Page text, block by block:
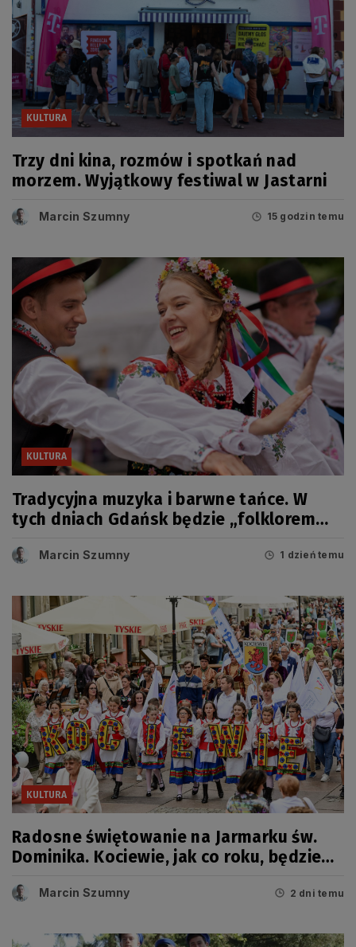
KULTURA
Trzy dni kina, rozmów i spotkań nad
morzem. Wyjątkowy festiwal w Jastarni
Marcin Szumny 15 godzin temu
KULTURA
Tradycyjna muzyka i barwne tańce. W
tych dniach Gdańsk będzie „folklorem
Marcin Szumny 1 dzień temu
KULTURA
Radosne świętowanie na Jarmarku św.
Dominika. Kociewie, jak co roku, będzie
Marcin Szumny 2 dni temu